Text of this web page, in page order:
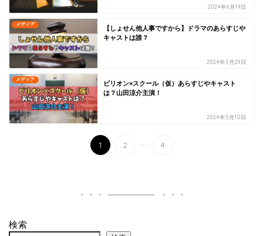
2024年6月19日
メディア
【しょせん他人事ですから】ドラマのあらすじや
キャストは誰？
2024年5月29日
メディア
ビリオン×スクール（仮）あらすじやキャスト
は？山田涼介主演！
2024年5月10日
1 2 ... 4
検索